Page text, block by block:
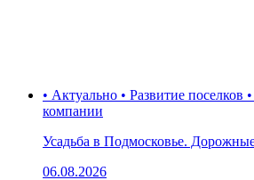
• Актуально • Развитие поселков
компании
Усадьба в Подмосковье.
06.08.2026